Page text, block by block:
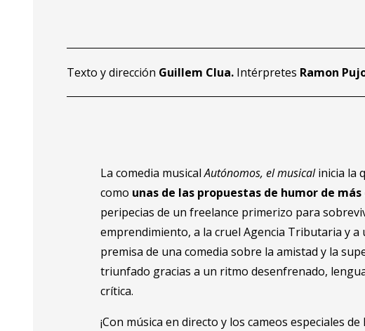
Texto y dirección Guillem Clua. Intérpretes Ramon
La comedia musicalAutónomos, el musicalinicia la
como unas de las propuestas de humor de
peripecias de un freelance primerizo para
emprendimiento, a la cruel Agencia Tributaria y
premisa de una comedia sobre la amistad y la
triunfado gracias a un ritmo desenfrenado,
crítica.
¡Con música en directo y los cameos especiales